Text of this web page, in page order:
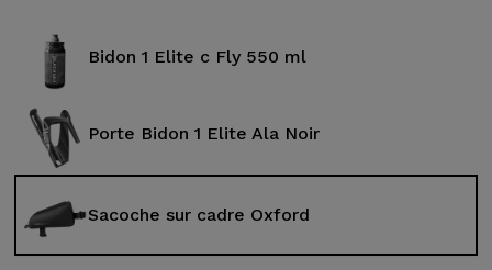
Bidon 1 Elite c Fly 550 ml
Porte Bidon 1 Elite Ala Noir
Sacoche sur cadre Oxford